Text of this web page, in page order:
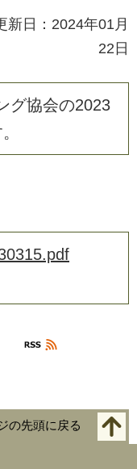
日：2024年01月
22日
グ協会の2023
。
の先頭に戻る